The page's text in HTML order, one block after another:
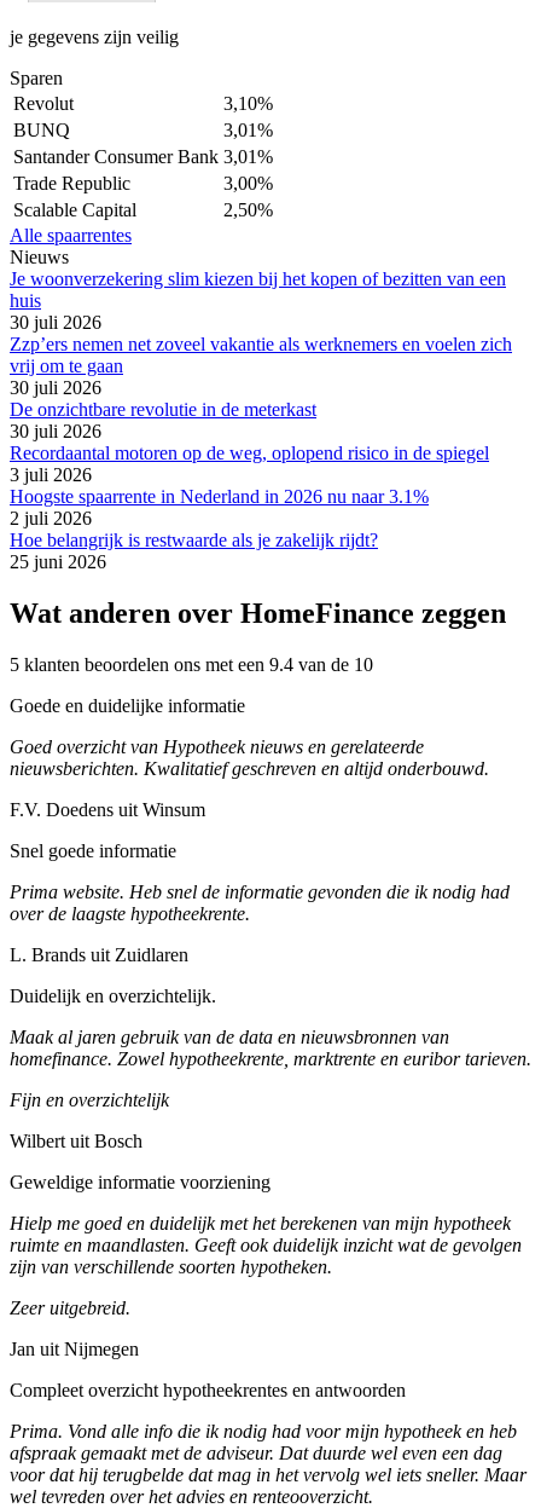
je gegevens zijn veilig
Sparen
Revolut
3,10%
BUNQ
3,01%
Santander Consumer Bank 3,01%
Trade Republic
3,00%
Scalable Capital
2,50%
Alle spaarrentes
Nieuws
Je woonverzekering slim kiezen bij het kopen of bezitten van een
huis
30 juli 2026
Zzp’ers nemen net zoveel vakantie als werknemers en voelen zich
vrij om te gaan
30 juli 2026
De onzichtbare revolutie in de meterkast
30 juli 2026
Recordaantal motoren op de weg, oplopend risico in de spiegel
3 juli 2026
Hoogste spaarrente in Nederland in 2026 nu naar 3.1%
2 juli 2026
Hoe belangrijk is restwaarde als je zakelijk rijdt?
25 juni 2026
Wat anderen over HomeFinance zeggen
5 klanten beoordelen ons met een 9.4 van de 10
Goede en duidelijke informatie
Goed overzicht van Hypotheek nieuws en gerelateerde
nieuwsberichten. Kwalitatief geschreven en altijd onderbouwd.
F.V. Doedens uit Winsum
Snel goede informatie
Prima website. Heb snel de informatie gevonden die ik nodig had
over de laagste hypotheekrente.
L. Brands uit Zuidlaren
Duidelijk en overzichtelijk.
Maak al jaren gebruik van de data en nieuwsbronnen van
homefinance. Zowel hypotheekrente, marktrente en euribor tarieven.
Fijn en overzichtelijk
Wilbert uit Bosch
Geweldige informatie voorziening
Hielp me goed en duidelijk met het berekenen van mijn hypotheek
ruimte en maandlasten. Geeft ook duidelijk inzicht wat de gevolgen
zijn van verschillende soorten hypotheken.
Zeer uitgebreid.
Jan uit Nijmegen
Compleet overzicht hypotheekrentes en antwoorden
Prima. Vond alle info die ik nodig had voor mijn hypotheek en heb
afspraak gemaakt met de adviseur. Dat duurde wel even een dag
voor dat hij terugbelde dat mag in het vervolg wel iets sneller. Maar
wel tevreden over het advies en renteooverzicht.